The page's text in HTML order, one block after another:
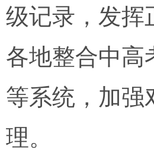
级记录，发挥
各地整合中高
等系统，加强
理。